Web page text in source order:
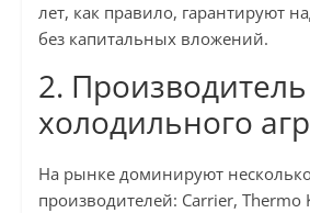
лет, как правило, гарантируют
без капитальных вложений.
2. Производитель
холодильного
На рынке доминируют
производителей: Carrier, Thermo